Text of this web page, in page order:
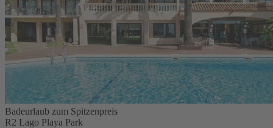
Badeurlaub zum Spitzenpreis
R2 Lago Playa Park